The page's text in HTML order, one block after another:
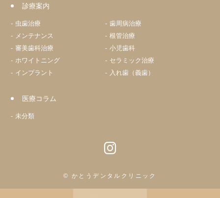
診療案内
虫歯治療
歯周病治療
メンテナンス
根管治療
審美歯科治療
小児歯科
ホワイトニング
セラミック治療
インプラント
入れ歯（義歯）
医療コラム
未分類
© かとうデンタルクリニック